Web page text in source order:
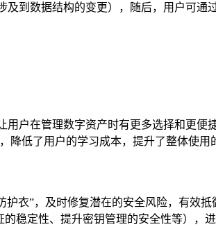
到数据结构的变更），随后，用户可
户在管理数字资产时有更多选择和更
低了用户的学习成本，提升了整体使用
衣”，及时修复潜在的安全风险，有效
稳定性、提升密钥管理的安全性等），